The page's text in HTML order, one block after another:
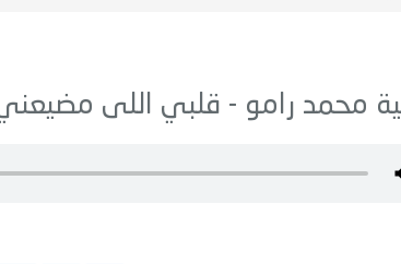
محمد رامو - قلبي اللى